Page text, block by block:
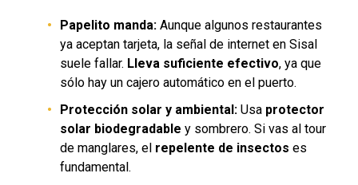
Papelito manda: Aunque algunos restaurantes
ya aceptan tarjeta, la señal de internet en Sisal
suele fallar. Lleva suficiente efectivo, ya que
sólo hay un cajero automático en el puerto.
Protección solar y ambiental: Usa protector
solar biodegradable y sombrero. Si vas al tour
de manglares, el repelente de insectos es
fundamental.